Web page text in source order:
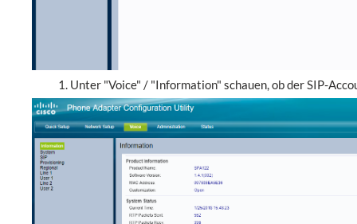
Unter "Voice" / "Information" schauen, ob der SIP-